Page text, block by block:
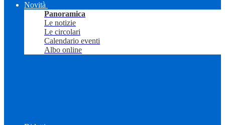
Novità
Panoramica
Le notizie
Le circolari
Calendario eventi
Albo online